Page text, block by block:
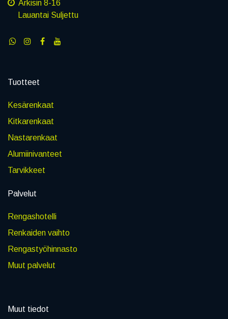
Arkisin 8-16
Lauantai Suljettu
Tuotteet
Kesärenkaat
Kitkarenkaat
Nastarenkaat
Alumiinivanteet
Tarvikkeet
Palvelut
Rengashotelli
Renkaiden vaihto
Rengastyöhinnasto
Muut palvelut
Muut tiedot